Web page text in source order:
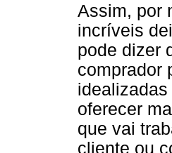
Assim, por
incríveis
pode dizer
comprador
oferecer
que vai
cliente ou